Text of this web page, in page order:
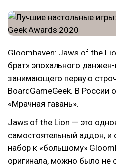
Gloomhaven: Jaws of the
брат» эпохального
занимающего первую
BoardGameGeek. В России
«Мрачная гавань».
Jaws of the Lion — это
самостоятельный аддон,
набор к «большому»
оригинала, можно было не